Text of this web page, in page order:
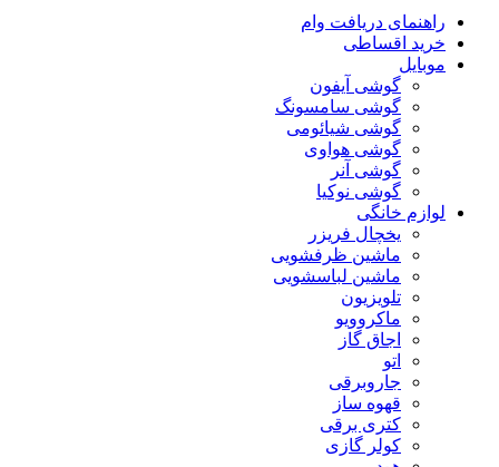
راهنمای دریافت وام
خرید اقساطی
موبایل
گوشی آیفون
گوشی سامسونگ
گوشی شیائومی
گوشی هواوی
گوشی آنر
گوشی نوکیا
لوازم خانگی
یخچال فریزر
ماشین ظرفشویی
ماشین لباسشویی
تلویزیون
ماکروویو
اجاق گاز
اتو
جاروبرقی
قهوه ساز
کتری برقی
کولر گازی